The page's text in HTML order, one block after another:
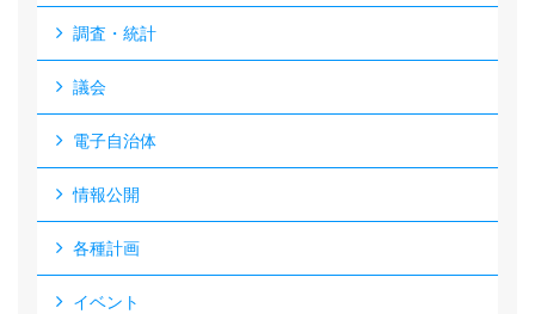
調査・統計
議会
電子自治体
情報公開
各種計画
イベント